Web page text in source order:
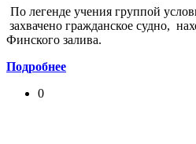
По легенде учения группой
захвачено гражданское судно,
Финского залива.
Подробнее
0